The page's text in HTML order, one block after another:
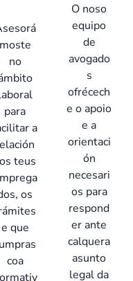
moste
no
para
a
teus
os
e que
coa
O noso
equipo
de
avogado
s
ofrécech
e o apoio
e a
orientaci
ón
necesari
os para
respond
er ante
calquera
asunto
legal da